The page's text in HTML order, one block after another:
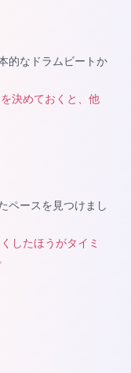
的なドラムビートか
決めておくと、他
ペースを見つけまし
したほうがタイミ